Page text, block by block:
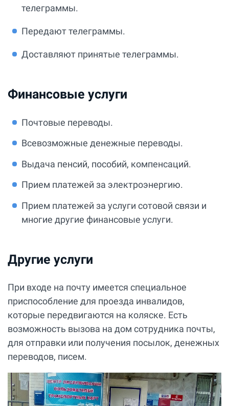
телеграммы.
Передают телеграммы.
Доставляют принятые телеграммы.
Финансовые услуги
Почтовые переводы.
Всевозможные денежные переводы.
Выдача пенсий, пособий, компенсаций.
Прием платежей за электроэнергию.
Прием платежей за услуги сотовой связи и
многие другие финансовые услуги.
Другие услуги
При входе на почту имеется специальное
приспособление для проезда инвалидов,
которые передвигаются на коляске. Есть
возможность вызова на дом сотрудника почты,
для отправки или получения посылок, денежных
переводов, писем.